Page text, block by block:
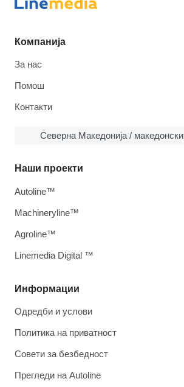
Компанија
За нас
Помош
Контакти
Северна Македонија / македонски
Информации
Одредби и услови
Политика на приватност
Совети за безбедност
Прегледи на Autoline
Наши проекти
Autoline™
Machineryline™
Agroline™
Linemedia Digital ™